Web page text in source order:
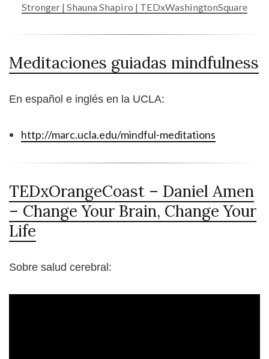
Stronger | Shauna Shapiro | TEDxWashingtonSquare
Meditaciones guiadas mindfulness
En español e inglés en la UCLA:
http://marc.ucla.edu/mindful-meditations
TEDxOrangeCoast – Daniel Amen
– Change Your Brain, Change Your
Life
Sobre salud cerebral: